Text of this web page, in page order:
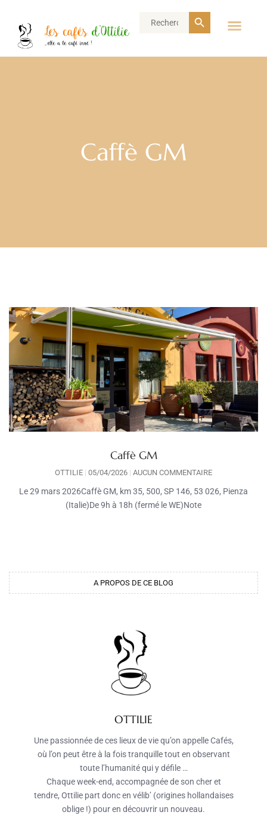
Search
Search Button
Caffè GM
Caffè GM
OTTILIE 05/04/2026 AUCUN COMMENTAIRE
Le 29 mars 2026Caffè GM, km 35, 500, SP 146, 53 026, Pienza
(Italie)De 9h à 18h (fermé le WE)Note
A PROPOS DE CE BLOG
OTTILIE
Une passionnée de ces lieux de vie qu’on appelle Cafés,
où l’on peut être à la fois tranquille tout en observant
toute l’humanité qui y défile …
Chaque week-end, accompagnée de son cher et
tendre, Ottilie part donc en vélib’ (origines hollandaises
oblige !) pour en découvrir un nouveau.